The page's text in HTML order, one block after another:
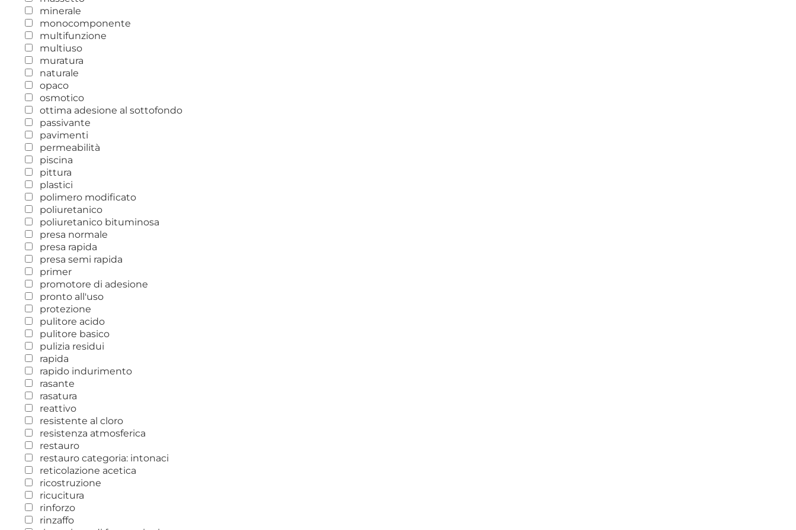
minerale
monocomponente
multifunzione
multiuso
muratura
naturale
opaco
osmotico
ottima adesione al sottofondo
passivante
pavimenti
permeabilità
piscina
pittura
plastici
polimero modificato
poliuretanico
poliuretanico bituminosa
presa normale
presa rapida
presa semi rapida
primer
promotore di adesione
pronto all'uso
protezione
pulitore acido
pulitore basico
pulizia residui
rapida
rapido indurimento
rasante
rasatura
reattivo
resistente al cloro
resistenza atmosferica
restauro
restauro categoria: intonaci
reticolazione acetica
ricostruzione
ricucitura
rinforzo
rinzaffo